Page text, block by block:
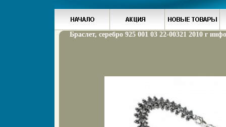
Браслет, серебро 925 001 03 22-00321 2010 г